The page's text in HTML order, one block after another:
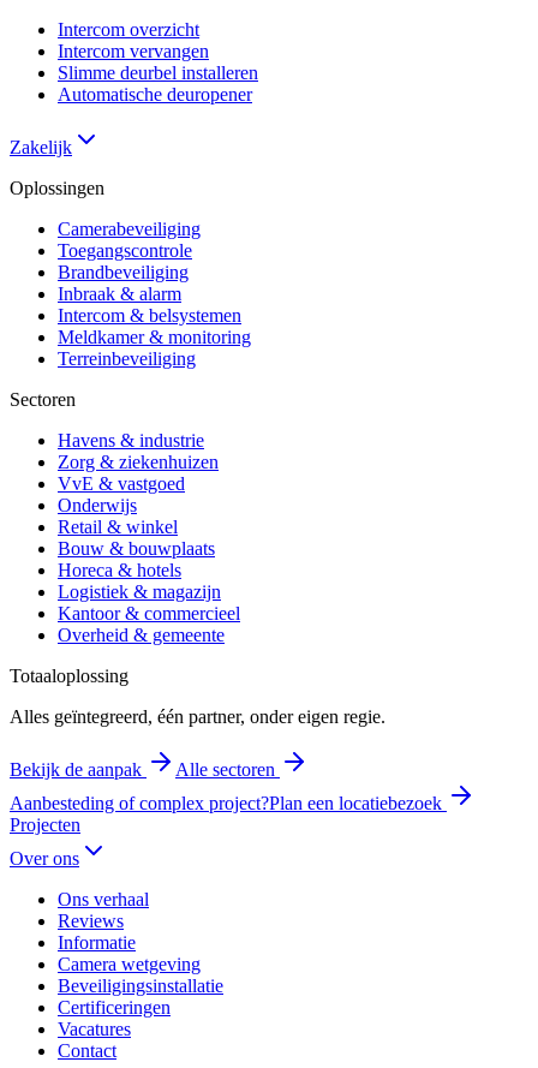
Intercom overzicht
Intercom vervangen
Slimme deurbel installeren
Automatische deuropener
Zakelijk
Oplossingen
Camerabeveiliging
Toegangscontrole
Brandbeveiliging
Inbraak & alarm
Intercom & belsystemen
Meldkamer & monitoring
Terreinbeveiliging
Sectoren
Havens & industrie
Zorg & ziekenhuizen
VvE & vastgoed
Onderwijs
Retail & winkel
Bouw & bouwplaats
Horeca & hotels
Logistiek & magazijn
Kantoor & commercieel
Overheid & gemeente
Totaaloplossing
Alles geïntegreerd, één partner, onder eigen regie.
Bekijk de aanpak
Alle sectoren
Aanbesteding of complex project?Plan een locatiebezoek
Projecten
Over ons
Ons verhaal
Reviews
Informatie
Camera wetgeving
Beveiligingsinstallatie
Certificeringen
Vacatures
Contact